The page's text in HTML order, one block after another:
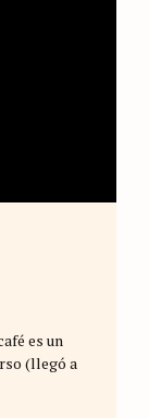
es un
(llegó a